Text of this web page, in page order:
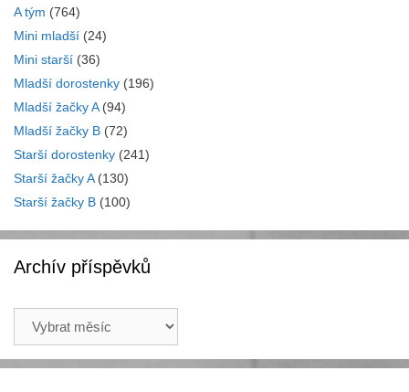
A tým (764)
Mini mladší (24)
Mini starší (36)
Mladší dorostenky (196)
Mladší žačky A(94)
Mladší žačky B (72)
Starší dorostenky (241)
Starší žačky A(130)
Starší žačky B (100)
Archív příspěvků
příspěvků